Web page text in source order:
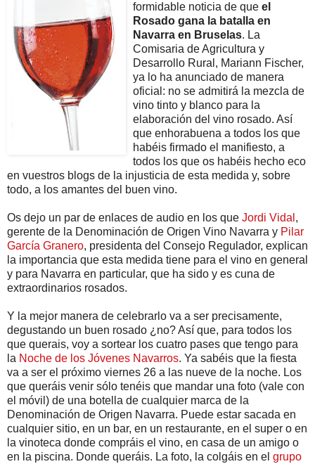
formidable noticia de que el
Rosado gana la batalla en
Navarra en Bruselas. La
Comisaria de Agricultura y
Desarrollo Rural, Mariann Fischer,
ya lo ha anunciado de manera
oficial: no se admitirá la mezcla de
vino tinto y blanco para la
elaboración del vino rosado. Así
que enhorabuena a todos los que
habéis firmado el manifiesto, a
todos los que os habéis hecho eco
en vuestros blogs de la injusticia de esta medida y, sobre
todo, a los amantes del buen vino.
Os dejo un par de enlaces de audio en los que Jordi Vidal ,
gerente de la Denominación de Origen Vino Navarra y Pilar
García Granero, presidenta del Consejo Regulador, explican
la importancia que esta medida tiene para el vino en general
y para Navarra en particular, que ha sido y es cuna de
extraordinarios rosados.
Y la mejor manera de celebrarlo va a ser precisamente,
degustando un buen rosado ¿no? Así que, para todos los
que querais, voy a sortear los cuatro pases que tengo para
la Noche de los Jóvenes Navarros. Ya sabéis que la fiesta
va a ser el próximo viernes 26 a las nueve de la noche. Los
que queráis venir sólo tenéis que mandar una foto (vale con
el móvil) de una botella de cualquier marca de la
Denominación de Origen Navarra. Puede estar sacada en
cualquier sitio, en un bar, en un restaurante, en el super o en
la vinoteca donde compráis el vino, en casa de un amigo o
en la piscina. Donde queráis. La foto, la colgáis en el grupo